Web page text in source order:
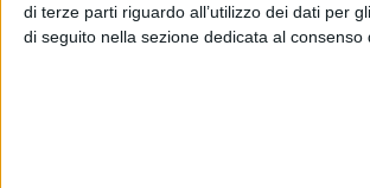
di terze parti riguardo all’utilizzo dei dati per
di seguito nella sezione dedicata al consenso
L’Open Day si conferma un’occasione